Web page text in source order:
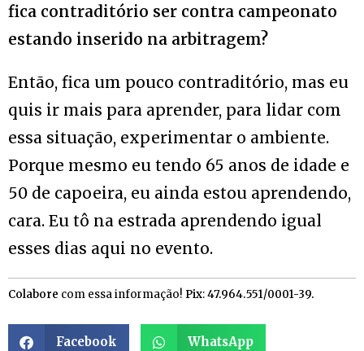
fica contraditório ser contra campeonato
estando inserido na arbitragem?
Então, fica um pouco contraditório, mas eu
quis ir mais para aprender, para lidar com
essa situação, experimentar o ambiente.
Porque mesmo eu tendo 65 anos de idade e
50 de capoeira, eu ainda estou aprendendo,
cara. Eu tô na estrada aprendendo igual
esses dias aqui no evento.
Colabore com essa informação! Pix:47.964.551/0001-39.
Facebook WhatsApp